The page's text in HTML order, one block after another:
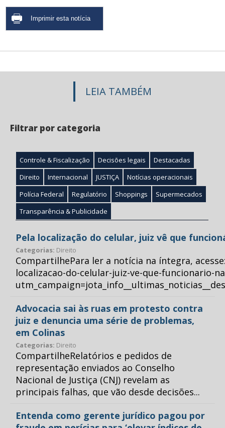
LEIA TAMBÉM
Filtrar por categoria
Controle & Fiscalização Decisões legais
Destacadas
Direito
Internacional JUSTIÇA
Notícias operacionais
Polícia Federal
Regulatório Shoppings
Supermecados
Transparência & Publicidade
Pela localização do celular, juiz vê que
Categorias: Direito
CompartilhePara ler a notícia na íntegra,
localizacao-do-celular-juiz-ve-que-funcionario-
Advocacia sai às ruas em protesto contra
juiz e denuncia uma série de problemas,
em Colinas
Categorias: Direito
CompartilheRelatórios e pedidos de
representação enviados ao Conselho
Nacional de Justiça (CNJ) revelam as
principais falhas, que vão desde decisões...
Entenda como gerente jurídico pagou por